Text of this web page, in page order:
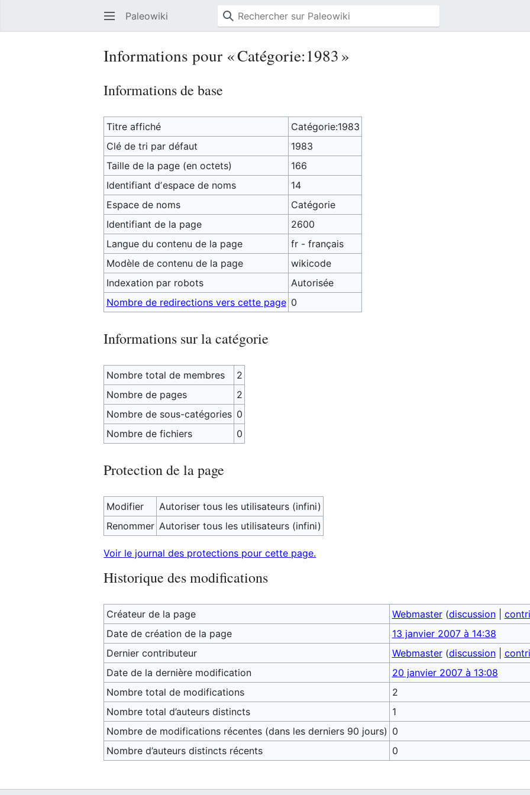
Paleowiki
Informations pour « Catégorie:1983 »
Informations de base
Titre affiché
Catégorie:1983
Clé de tri par défaut
1983
Taille de la page (en octets)
166
Identifiant dʼespace de noms
14
Espace de noms
Catégorie
Identifiant de la page
2600
Langue du contenu de la page
fr - français
Modèle de contenu de la page
wikicode
Indexation par robots
Autorisée
Nombre de redirections vers cette page 0
Informations sur la catégorie
Nombre total de membres
2
Nombre de pages
2
Nombre de sous-catégories 0
Nombre de fichiers
0
Protection de la page
Modifier
Autoriser tous les utilisateurs (infini)
Renommer Autoriser tous les utilisateurs (infini)
Voir le journal des protections pour cette page.
Historique des modifications
Créateur de la page Webmaster (discussion|
Date de création de la page
13 janvier 2007 à 14:38
Dernier contributeur
Webmaster (discussion|
Date de la dernière modification
20 janvier 2007 à 13:08
Nombre total de modifications
2
Nombre total d’auteurs distincts
1
Nombre de modifications récentes (dans les derniers 90 jours) 0
Nombre d’auteurs distincts récents
0